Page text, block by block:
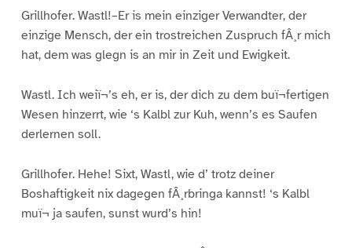
Grillhofer. Wastl!–Er is mein einziger Verwandter, der
einzige Mensch, der ein trostreichen Zuspruch fÂ¸r mich
hat, dem was glegn is an mir in Zeit und Ewigkeit.
Wastl. Ich weiï¬’s eh, er is, der dich zu dem buï¬fertigen
Wesen hinzerrt, wie ‘s Kalbl zur Kuh, wenn’s es Saufen
derlernen soll.
Grillhofer. Hehe! Sixt, Wastl, wie d’ trotz deiner
Boshaftigkeit nix dagegen fÂ¸rbringa kannst! ‘s Kalbl
muï¬ ja saufen, sunst wurd’s hin!